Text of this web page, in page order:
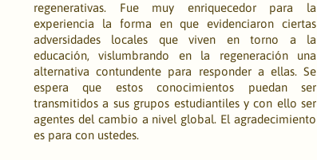
regenerativas. Fue muy enriquecedor para la
experiencia la forma en que evidenciaron ciertas
adversidades locales que viven en torno a la
educación, vislumbrando en la regeneración una
alternativa contundente para responder a ellas. Se
espera que estos conocimientos puedan ser
transmitidos a sus grupos estudiantiles y con ello ser
agentes del cambio a nivel global. El agradecimiento
es para con ustedes.